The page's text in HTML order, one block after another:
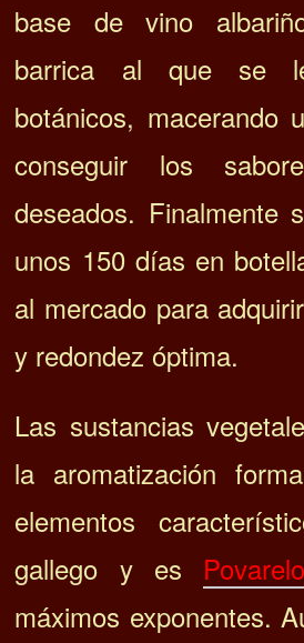
base de vino
barrica al que se
botánicos, macerando
conseguir los
deseados. Finalmente
unos 150 días en
al mercado para
y redondez óptima.
Las sustancias
la aromatización
elementos
gallego y es Povarelo
máximos exponentes.